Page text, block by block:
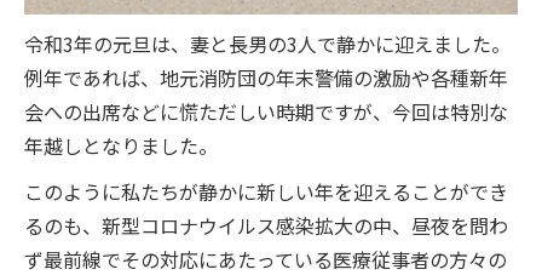
令和3年の元旦は、妻と長男の3人で静かに迎えました。
例年であれば、地元消防団の年末警備の激励や各種新年
会への出席などに慌ただしい時期ですが、今回は特別な
年越しとなりました。
このように私たちが静かに新しい年を迎えることができ
るのも、新型コロナウイルス感染拡大の中、昼夜を問わ
ず最前線でその対応にあたっている医療従事者の方々の